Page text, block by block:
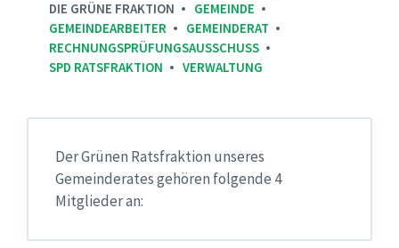
DIE GRÜNE FRAKTION
GEMEINDE
GEMEINDEARBEITER
GEMEINDERAT
RECHNUNGSPRÜFUNGSAUSSCHUSS
SPD RATSFRAKTION
VERWALTUNG
Der Grünen Ratsfraktion unseres
Gemeinderates gehören folgende 4
Mitglieder an: